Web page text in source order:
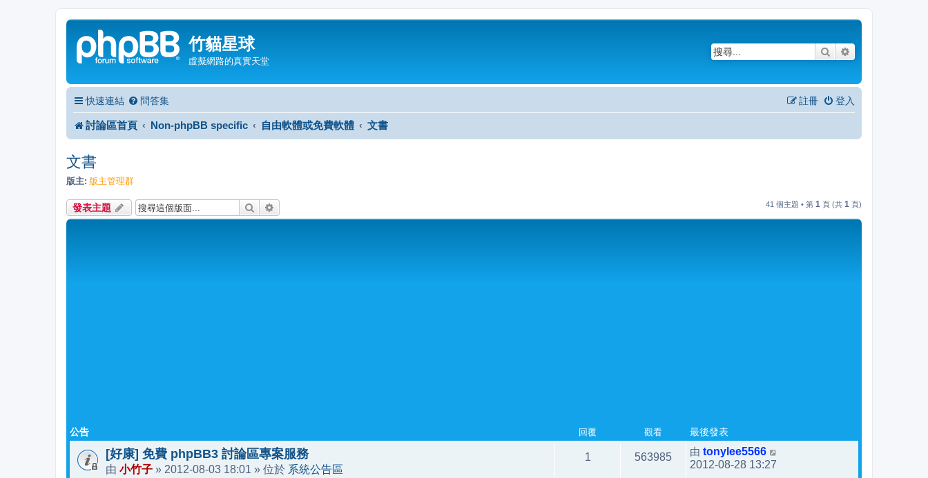
竹貓星球
虛擬網路的真實天堂
搜尋
快速連結 問答集 登入
註冊
討論區首頁 Non-phpBB specific 自由軟體或免費軟體 文書
文書
版主: 版主管理群
發表主題 搜尋 41 個主題 • 第 1 頁 (共 1 頁)
公告 回覆 觀看 最後發表
[好康] 免費 phpBB3 討論區專案服務
由 小竹子 » 2012-08-03 18:01 » 位於 系統公告區
1 563985 由 tonylee5566
2012-08-28 13:27